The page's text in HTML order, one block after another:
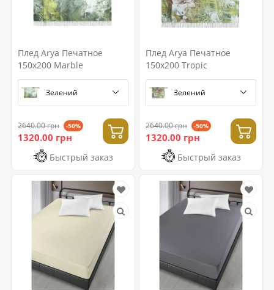
Плед Arya Печатное
150x200 Marble
Зелений
2640.00 грн -50%
1320.00 грн
Быстрый заказ
Плед Arya Печатное
150x200 Tropic
Зелений
2640.00 грн -50%
1320.00 грн
Быстрый заказ